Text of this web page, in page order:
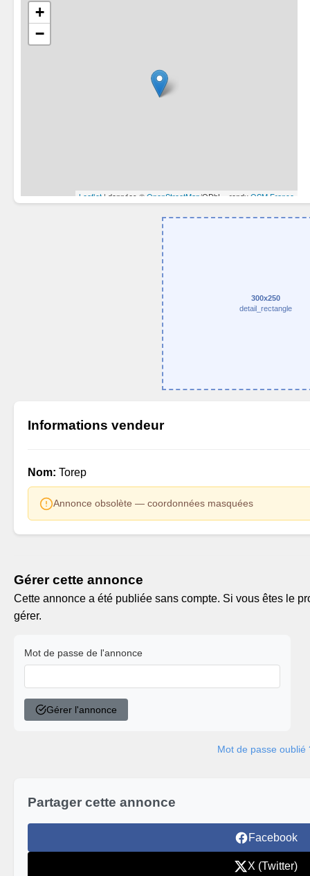
300x250
detail_rectangle
Informations vendeur
Nom: Torep
Annonce obsolète — coordonnées masquées
Gérer cette annonce
Cette annonce a été publiée sans compte. Si vous êtes le
gérer.
Mot de passe de l'annonce
Gérer l'annonce
Mot de passe oublié
Partager cette annonce
Facebook
X (Twitter)